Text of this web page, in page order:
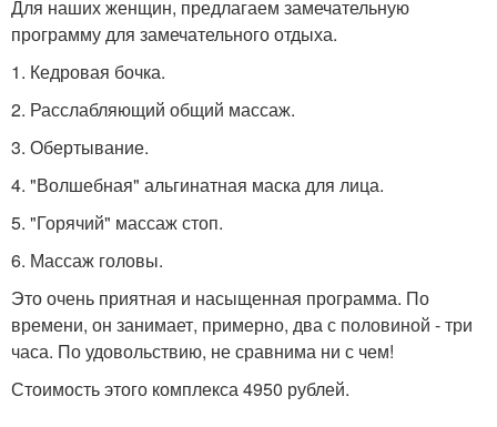
Для наших женщин, предлагаем замечательную
программу для замечательного отдыха.
1. Кедровая бочка.
2. Расслабляющий общий массаж.
3. Обертывание.
4. "Волшебная" альгинатная маска для лица.
5. "Горячий" массаж стоп.
6. Массаж головы.
Это очень приятная и насыщенная программа. По
времени, он занимает, примерно, два с половиной - три
часа. По удовольствию, не сравнима ни с чем!
Стоимость этого комплекса 4950 рублей.